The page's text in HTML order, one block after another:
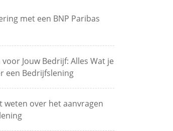
met een BNP Paribas
Jouw Bedrijf: Alles Wat je
een Bedrijfslening
weten over het aanvragen